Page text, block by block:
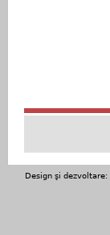
Design şi dezvoltare: